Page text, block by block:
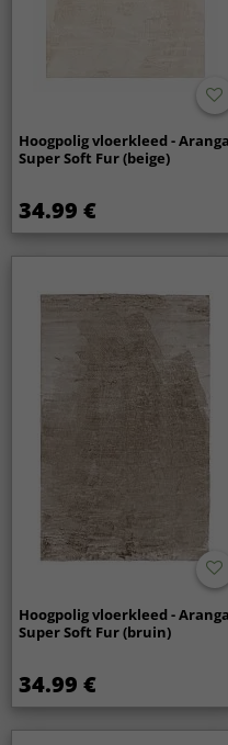
Hoogpolig vloerkleed - Aranga
Super Soft Fur (beige)
34.99 €
Hoogpolig vloerkleed - Aranga
Super Soft Fur (bruin)
34.99 €